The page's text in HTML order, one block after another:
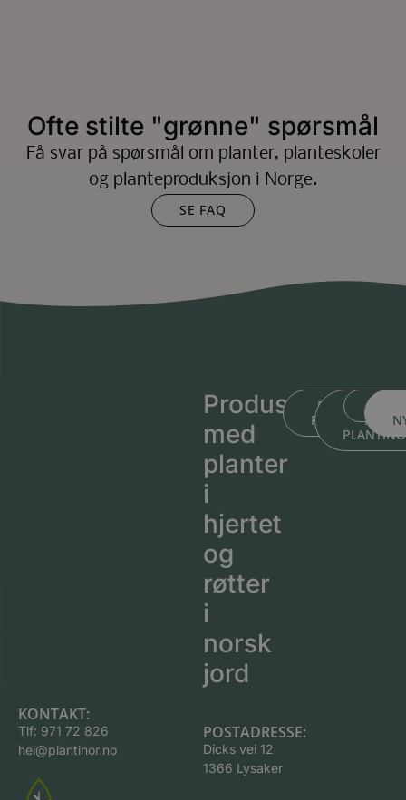
Ofte stilte "grønne" spørsmål
Få svar på spørsmål om planter, planteskoler
og planteproduksjon i Norge.
SE FAQ
Produsert
med
planter
i
hjertet
og
røtter
i
norsk
jord
BLI KJENT MED
BLI
MED
KONTAKT:
Tlf: 971 72 826
hei@plantinor.no
POSTADRESSE:
Dicks vei 12
1366 Lysaker